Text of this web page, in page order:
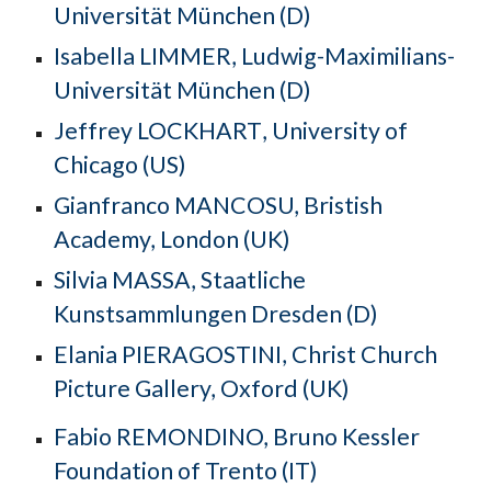
Universität München (D)
Isabella LIMMER, Ludwig-Maximilians-
Universität München (D)
Jeffrey LOCKHART, University of
Chicago (US)
Gianfranco MANCOSU, Bristish
Academy, London (UK)
Silvia MASSA, Staatliche
Kunstsammlungen Dresden (D)
Elania PIERAGOSTINI, Christ Church
Picture Gallery, Oxford (UK)
Fabio REMONDINO, Bruno Kessler
Foundation of Trento (IT)